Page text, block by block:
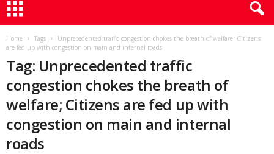
Home Tags
Unprecedented traffic congestion chokes the breath of welfare; Citizens
are fed up with congestion on main and internal roads
Tag: Unprecedented traffic
congestion chokes the breath of
welfare; Citizens are fed up with
congestion on main and internal
roads